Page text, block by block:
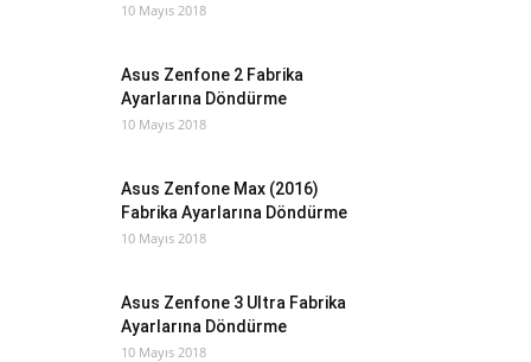
10 Mayıs 2018
Asus Zenfone 2 Fabrika
Ayarlarına Döndürme
10 Mayıs 2018
Asus Zenfone Max (2016)
Fabrika Ayarlarına Döndürme
10 Mayıs 2018
Asus Zenfone 3 Ultra Fabrika
Ayarlarına Döndürme
10 Mayıs 2018